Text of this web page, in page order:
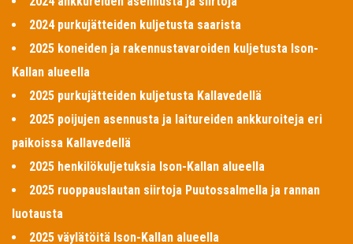
2024 purkujätteiden kuljetusta saarista
2025 koneiden ja rakennustavaroiden kuljetusta Ison-
Kallan alueella
2025 purkujätteiden kuljetusta Kallavedellä
2025 poijujen asennusta ja laitureiden ankkuroiteja eri
paikoissa Kallavedellä
2025 henkilökuljetuksia Ison-Kallan alueella
2025 ruoppauslautan siirtoja Puutossalmella ja rannan
luotausta
2025 väylätöitä Ison-Kallan alueella